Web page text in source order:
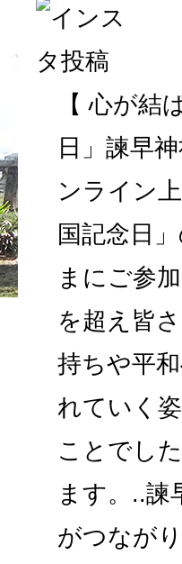
【 心が結
日」諫早
ンライン
国記念日
まにご参
を超え皆
持ちや平
れていく
ことでし
ます。..諫
がつなが